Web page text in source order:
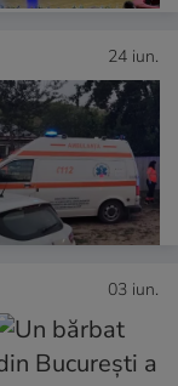
24 iun.
03 iun.